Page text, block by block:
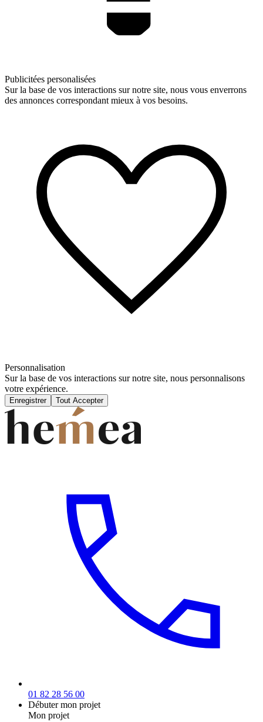
Publicitées personalisées
Sur la base de vos interactions sur notre site, nous vous enverrons
des annonces correspondant mieux à vos besoins.
Personnalisation
Sur la base de vos interactions sur notre site, nous personnalisons
votre expérience.
Enregistrer Tout Accepter
01 82 28 56 00
Débuter mon projet
Mon projet